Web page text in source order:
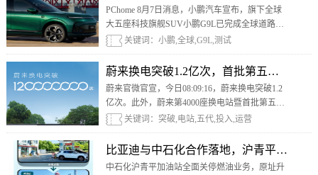
PChome 8月7日消息，小鹏汽车宣布，旗下全球
大五座科技旗舰SUV小鹏G9L已完成全球道路可
靠性测试。该项目于三年前立项，数百台测试车
辆先后进入全球26个国家及地区，累计测试里程
超过674万公里。
关键词：小鹏,全球,G9L,测试
蔚来换电突破1.2亿次，首批第五代换电站
蔚来官微官宣，今日08:09:16，蔚来换电突破1.2
亿次。此外，蔚来第4000座换电站暨首批第五代
换电站即将于今天正式投入运营。蔚来换电网络
由此将同时服务蔚来、乐道、firefly萤火虫三品牌
用户。
关键词：突破,电站,五代,投入,运营
比亚迪与中石化合作落地，沪青平加油站
中石化沪青平加油站全面关停燃油业务，原址升